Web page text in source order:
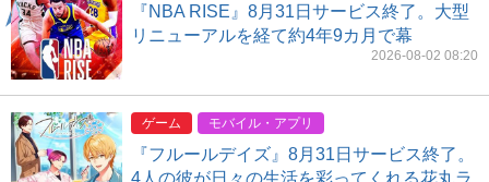
『NBA RISE』8月31日サービス終了。大型
リニューアルを経て約4年9カ月で幕
2026-08-02 08:20
ゲーム モバイル・アプリ
『フルールデイズ』8月31日サービス終了。
4人の彼が日々の生活を彩ってくれる花丸ラ